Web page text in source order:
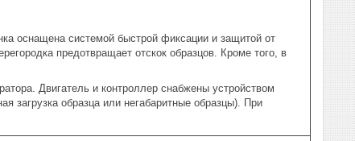
оснащена системой быстрой фиксации и защитой от
предотвращает отскок образцов. Кроме того, в
Двигатель и контроллер снабжены устройством
загрузка образца или негабаритные образцы). При